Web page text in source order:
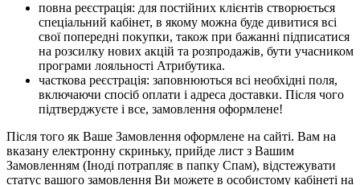
повна реєстрація: для постійних клієнтів створюється
спеціальний кабінет, в якому можна буде дивитися всі
свої попередні покупки, також при бажанні підписатися
на розсилку нових акцій та розпродажів, бути учасником
програми лояльності Атрибутика.
часткова реєстрація: заповнюються всі необхідні поля,
включаючи спосіб оплати і адреса доставки. Після чого
підтверджуєте і все, замовлення оформлене!
Після того як Ваше Замовлення оформлене на сайті. Вам на
вказану електронну скриньку, прийде лист з Вашим
Замовленням (Іноді потрапляє в папку Спам), відстежувати
статус вашого замовлення Ви можете в особистому кабінеті на